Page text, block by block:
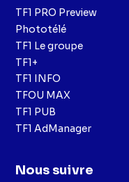
TF1 PRO Preview
Phototélé
TF1 Le groupe
TF1+
TF1 INFO
TFOU MAX
TF1 PUB
TF1 AdManager
Nous suivre